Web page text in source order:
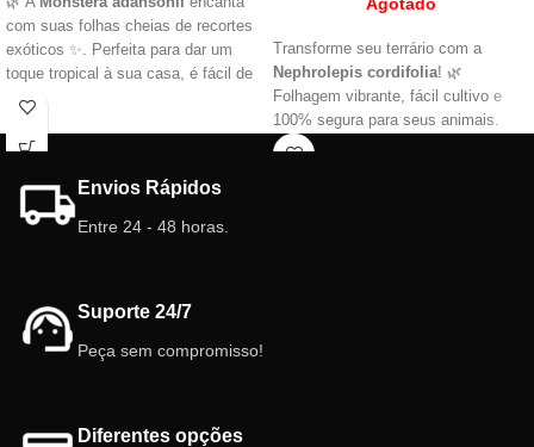
com suas folhas cheias de recortes
exóticos ✨. Perfeita para dar um
toque tropical à sua casa, é fácil de
cuidar e fica linda pendurada ou
Agotado
Transforme seu terrário com a
Nephrolepis cordifolia! 🌿
Folhagem vibrante, fácil cultivo e
100% segura para seus animais.
Ideal para ambientes úmidos, ela
Envios Rápidos
Entre 24 - 48 horas.
Suporte 24/7
Peça sem compromisso!
Diferentes opções